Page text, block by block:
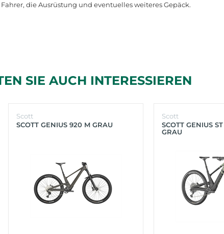
die Ausrüstung und eventuelles weiteres Gepäck.
SIE AUCH INTERESSIEREN
Scott
SCOTT GENIUS 920 M GRAU
Scott
SCOTT GENIUS
GRAU